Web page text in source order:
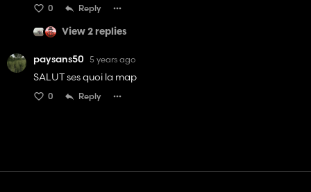
0 Reply
View 2 replies
paysans50 5 years ago
SALUT ses quoi la map
0 Reply